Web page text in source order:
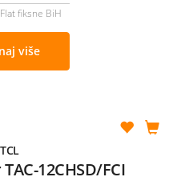
fiksne BiH
više
TCL
12CHSD/FCI